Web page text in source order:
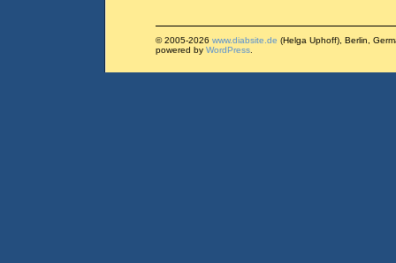
© 2005-2026 www.diabsite.de (Helga Uphoff), Berlin,
powered by WordPress.